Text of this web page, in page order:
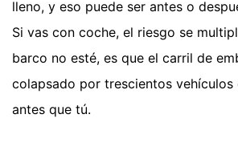
lleno, y eso puede ser antes o
Si vas con coche, el riesgo se
barco no esté, es que el carril de
colapsado por trescientos vehículos
antes que tú.